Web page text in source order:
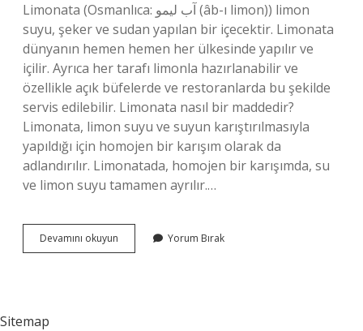
Limonata (Osmanlıca: آب ليمو (âb-ı limon)) limon
suyu, şeker ve sudan yapılan bir içecektir. Limonata
dünyanın hemen hemen her ülkesinde yapılır ve
içilir. Ayrıca her tarafı limonla hazırlanabilir ve
özellikle açık büfelerde ve restoranlarda bu şekilde
servis edilebilir. Limonata nasıl bir maddedir?
Limonata, limon suyu ve suyun karıştırılmasıyla
yapıldığı için homojen bir karışım olarak da
adlandırılır. Limonatada, homojen bir karışımda, su
ve limon suyu tamamen ayrılır.…
Devamını okuyun Limonata
Özelliği
Yorum Bırak
Sitemap